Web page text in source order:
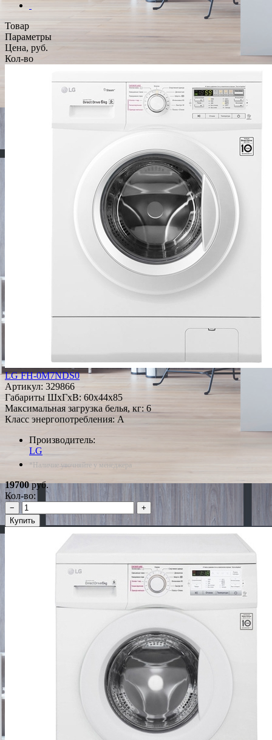
Товар
Параметры
Цена, руб.
Кол-во
LG FH-0M7NDS0
Артикул: 329866
Габариты ШxГxВ: 60x44x85
Максимальная загрузка белья, кг: 6
Класс энергопотребления: A
Производитель:
LG
*Наличие уточняйте у менеджера
19700руб.
Кол-во:
−
+
Купить